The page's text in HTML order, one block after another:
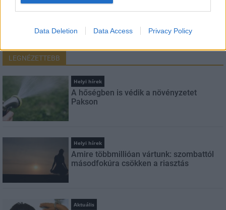
Data Deletion Data Access Privacy Policy
FELIRATKOZÁS
LEGNÉZETTEBB
Helyi hírek
A hőségben is védik a növényzetet
Pakson
Helyi hírek
Amire többmillióan vártunk: szombattól
másodfokúra csökken a riasztás
Aktuális